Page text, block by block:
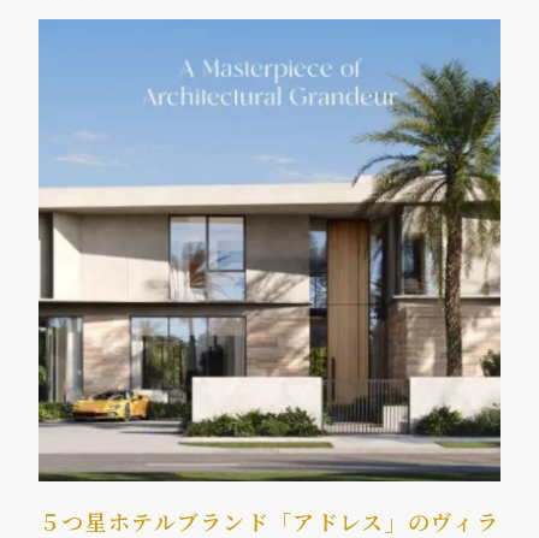
５つ星ホテルブランド「アドレス」のヴィラ